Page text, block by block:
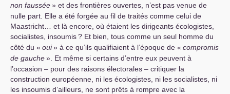
non faussée» et des frontières ouvertes, n’est pas venue de
nulle part. Elle a été forgée au fil de traités comme celui de
Maastricht… et là encore, où étaient les dirigeants écologistes,
socialistes, insoumis? Et bien, tous comme un seul homme du
côté du « oui» à ce qu’ils qualifiaient à l’époque de « compromis
de gauche». Et même si certains d’entre eux peuvent à
l’occasion – pour des raisons électorales – critiquer la
construction européenne, ni les écologistes, ni les socialistes, ni
les insoumis d’ailleurs, ne sont prêts à rompre avec la